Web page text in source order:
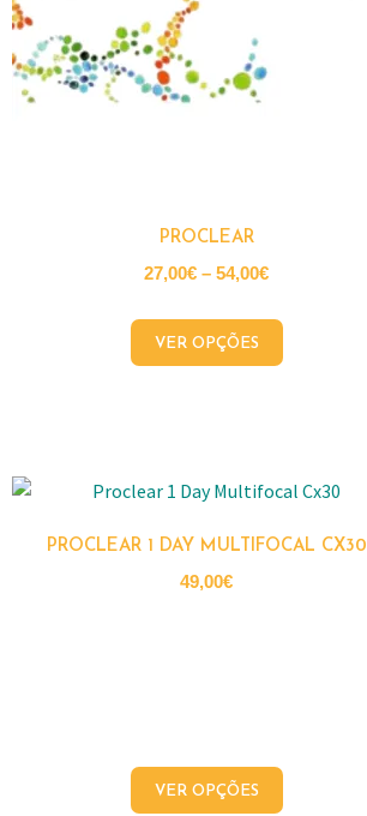
PROCLEAR
27,00€ – 54,00€
VER OPÇÕES
PROCLEAR 1 DAY MULTIFOCAL CX30
49,00€
VER OPÇÕES